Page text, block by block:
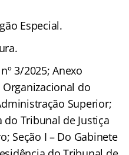
Especial.
3/2025; Anexo
do
Superior;
do Tribunal de Justiça
Seção I – Do Gabinete